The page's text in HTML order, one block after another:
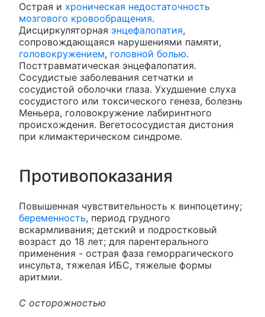
Острая и хроническая недостаточность
мозгового кровообращения.
Дисциркуляторная энцефалопатия,
сопровождающаяся нарушениями памяти,
головокружением, головной болью.
Посттравматическая энцефалопатия.
Сосудистые заболевания сетчатки и
сосудистой оболочки глаза. Ухудшение слуха
сосудистого или токсического генеза, болезнь
Меньера, головокружение лабиринтного
происхождения. Вегетососудистая дистония
при климактерическом синдроме.
Противопоказания
Повышенная чувствительность к винпоцетину;
беременность, период грудного
вскармливания; детский и подростковый
возраст до 18 лет; для парентерального
применения - острая фаза геморрагического
инсульта, тяжелая ИБС, тяжелые формы
аритмии.
С осторожностью